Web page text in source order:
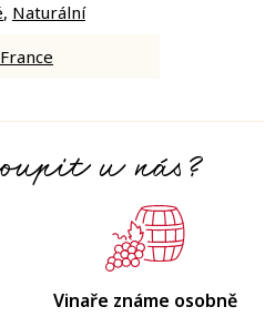
u nás?
Vinaře známe osobně
, Naturální